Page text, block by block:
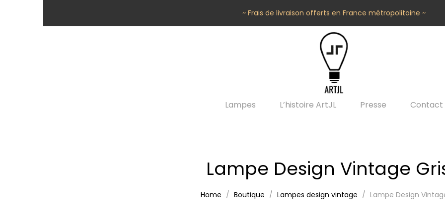
~ Frais de livraison offerts en France métropolitaine ~
Lampes L’histoire ArtJL Presse Contact
Lampe Design Vintage
Home Boutique Lampes design vintage Lampe Design